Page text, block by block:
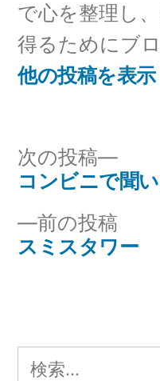
で心を整理し
得るためにブ
他の投稿を表示
投
稿
ゲ
前の投稿
の
スミスタワー
次の投稿
次
の
コンビニで聞
検